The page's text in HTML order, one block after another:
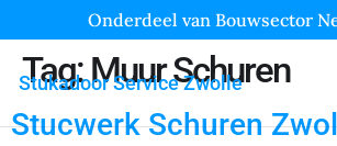
Onderdeel van Bouwsector
Stukadoor Service Zwolle
Tag:Muur Schuren
Stucwerk Schuren